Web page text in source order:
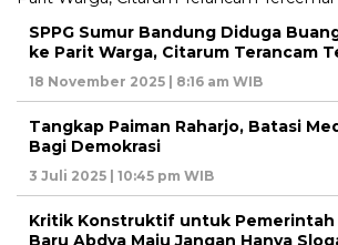
SPPG Sumur Bandung Diduga
ke Parit Warga, Citarum Terancam
18 November 2025 | 8:16 am WIB
Tangkap Paiman Raharjo, Batasi
Bagi Demokrasi
3 Juli 2025 | 10:45 pm WIB
Kritik Konstruktif untuk Pemerintah
Baru Abdya Maju Jangan Hanya